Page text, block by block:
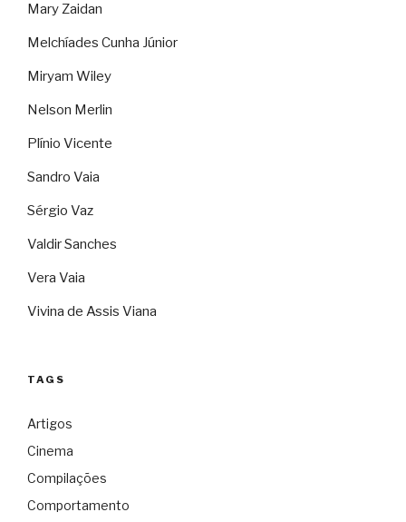
Mary Zaidan
Melchíades Cunha Júnior
Miryam Wiley
Nelson Merlin
Plínio Vicente
Sandro Vaia
Sérgio Vaz
Valdir Sanches
Vera Vaia
Vivina de Assis Viana
TAGS
Artigos
Cinema
Compilações
Comportamento